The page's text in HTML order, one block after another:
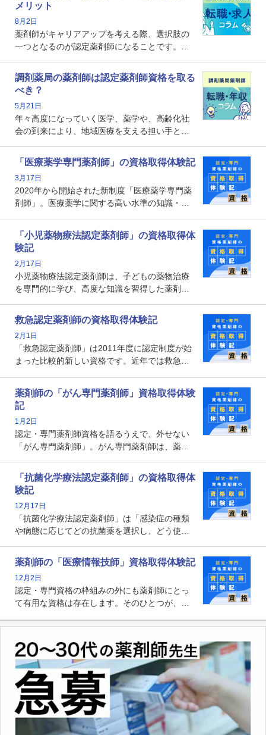
メリット
8月2日
薬剤師がキャリアアップを考える際、選択肢の
一つとなるのが認定薬剤師になることです。し
という声を聞いたことがあるかもしれません。
本記事では、認定薬剤師が「意味ない」といわ
れる理由や、取得するメリット、年収・キャリ
アへの影響を解説します。
調剤薬局の薬剤師は認定薬剤師資格を取る
べき？
5月21日
年々高度になっていく医学、薬学や、高齢化社
会の到来により、地域医療を支える担い手とし
で、重要度が増しているのが認定薬剤師という
資格です。認定薬剤師とはいったいどんな資格
なのでしょうか。それを取得するとどのような
メリットがあるのでしょうか。
「医療薬学専門薬剤師」の資格取得体験記
3月17日
2020年から開始された新制度「医療薬学専門薬
剤師」。医療薬学に関する高い水準の知識・技
剤師としての専門性を示す客観的な根拠の一つ
となります。取得要件は多岐に渡り、審査も複
数回ありますが、患者さんに対して一定の能力
の証明になる資格と言えます。
「小児薬物療法認定薬剤師」の資格取得体
験記
2月17日
小児薬物療法認定薬剤師は、子どもの薬物治療
を専門的に学び、高度な知識を習得した薬剤師
や、特有の疾患、心理状況を理解し、専門性を
深めることで、子どもとその保護者に寄り添え
る存在です。今回はそんな小児薬物療法認定薬
剤師の取得体験記をご紹介します。
救急認定薬剤師の資格取得体験記
2月1日
「救急認定薬剤師」は2011年度に認定制度が始
まった比較的新しい資格です。近年では救急病
とから、救急認定薬剤師を目指す病院薬剤師も
増えているのではないでしょうか。今回はそん
な救急認定薬剤師の取得体験記をご紹介しま
す。
薬剤師の「がん専門薬剤師」資格取得体験
記
1月2日
認定・専門薬剤師資格を語るうえで、外せない
「がん専門薬剤師」。がん専門薬剤師は、薬剤
関する資格として、2009年に発足しました。薬
剤師の専門性を活かして高度化するがん医療に
貢献する姿は、今も病院薬剤師にとって一目置
かれる存在です。
「抗菌化学療法認定薬剤師」の資格取得体
験記
12月17日
「抗菌化学療法認定薬剤師」は「感染症の種類
や病態に応じてどの抗菌薬を選択し、どう使っ
る薬剤師です。現在、感染防止対策加算の施設
基準に専任の薬剤師配置が挙げられており、今
後は感染症領域で薬剤師に、より多くの役割が
求められる可能性もあります。
薬剤師の「医療情報技師」資格取得体験記
12月2日
認定・専門資格の枠組みの外にも薬剤師にとっ
て有用な資格は存在します。そのひとつが、
査データ、投薬歴など非常に多岐にわたる医療
データを利活用し、またシステム管理できるこ
とは、病院薬剤師を中心に大きな武器になりま
す。